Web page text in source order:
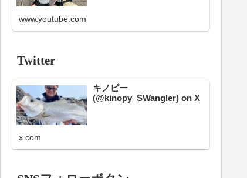
色々考えた結果、日中の漁港・堤
www.youtube.com
Twitter
キノピー
(@kinopy_SWangler) on X
x.com